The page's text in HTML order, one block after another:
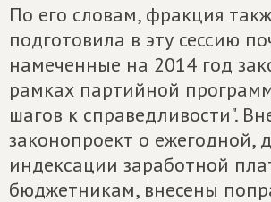
По его словам, фракция
подготовила в эту сессию
намеченные на 2014 год
рамках партийной
шагов к справедливости".
законопроект о ежегодной,
индексации заработной
бюджетникам, внесены